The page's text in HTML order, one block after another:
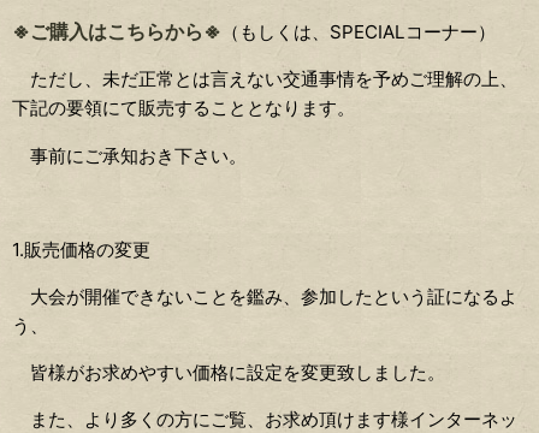
※ご購入はこちらから※ （もしくは、SPECIALコーナー）
ただし、未だ正常とは言えない交通事情を予めご理解の上、
下記の要領にて販売することとなります。
事前にご承知おき下さい。
1.販売価格の変更
大会が開催できないことを鑑み、参加したという証になるよ
う、
皆様がお求めやすい価格に設定を変更致しました。
また、より多くの方にご覧、お求め頂けます様インターネッ